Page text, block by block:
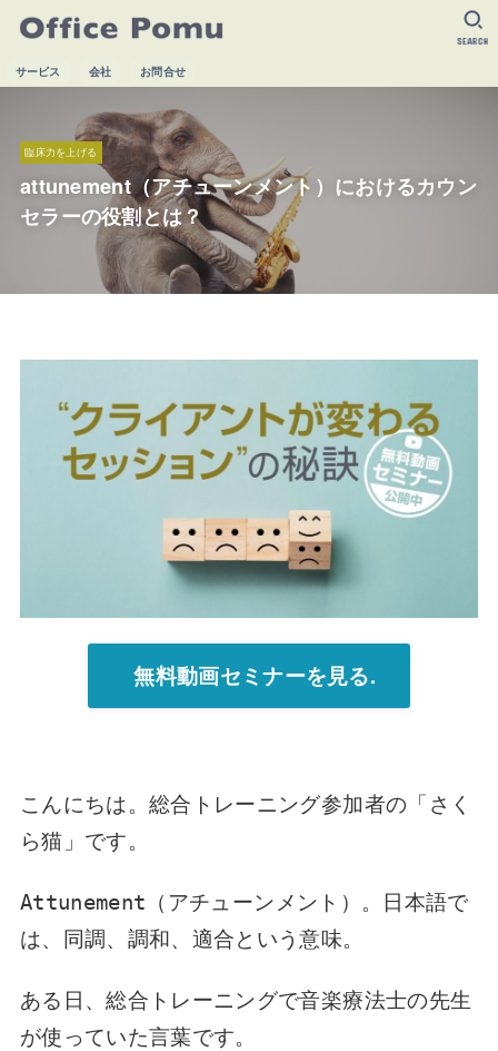
サービス 会社 お問合せ
SEARCH
臨床力を上げる
attunement（アチューンメント）におけるカウン
セラーの役割とは？
無料動画セミナーを見る.
こんにちは。総合トレーニング参加者の「さく
ら猫」です。
Attunement （アチューンメント）。
日本語で
は、同調、調和、適合という意味。
ある日、総合トレーニングで音楽療法士の先生
が使っていた言葉です。